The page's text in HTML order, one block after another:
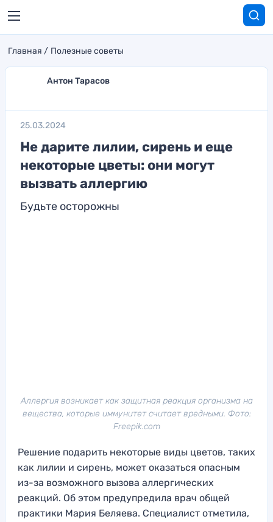
Главная Полезные советы
Антон Тарасов
25.03.2024
Не дарите лилии, сирень и еще
некоторые цветы: они могут
вызвать аллергию
Будьте осторожны
Аллергия возникает как защитная реакция организма на
вещества, которые иммунитет считает вредными. Фото:
Freepik.com
Решение подарить некоторые виды цветов, таких
как лилии и сирень, может оказаться опасным
из-за возможного вызова аллергических
реакций. Об этом предупредила врач общей
практики Мария Беляева. Специалист отметила,